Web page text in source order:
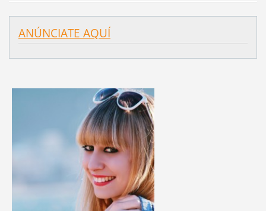
ANÚNCIATE AQUÍ